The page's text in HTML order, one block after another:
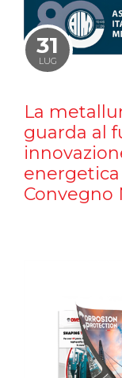
31
LUG
La
guarda al
energetica
Convegno